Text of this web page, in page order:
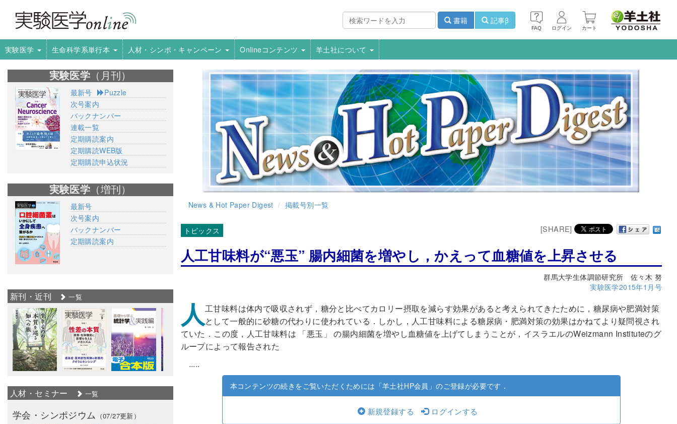
FAQ ログイン カート
書籍 記事β
実験医学 生命科学系単行本 人材・シンポ・キャンペーン Onlineコンテンツ 羊土社について
News & Hot Paper Digest 掲載号別一覧
[SHARE]
トピックス
人工甘味料が“悪玉” 腸内細菌を増やし，かえって血糖値を上昇させる
群馬大学生体調節研究所 佐々木 努
実験医学2015年1月号
人工甘味料は体内で吸収されず，糖分と比べてカロリー摂取を減らす効果があると考えられてきたために，糖尿病や肥満対策
として一般的に砂糖の代わりに使われている．しかし，人工甘味料による糖尿病・肥満対策の効果はかねてより疑問視され
ていた．この度，人工甘味料は 「悪玉」 の腸内細菌を増やし血糖値を上げてしまうことが，イスラエルのWeizmann Instituteのグ
ループによって報告された
.....
本コンテンツの続きをご覧いただくためには「羊土社HP会員」のご登録が必要です．
新規登録する ログインする
実験医学 （月刊）
最新号
Puzzle
次号案内
バックナンバー
連載一覧
定期購読案内
定期購読WEB版
定期購読申込状況
実験医学 （増刊）
最新号
次号案内
バックナンバー
定期購読案内
新刊・近刊 一覧
人材・セミナー 一覧
学会・シンポジウム （07/27更新）